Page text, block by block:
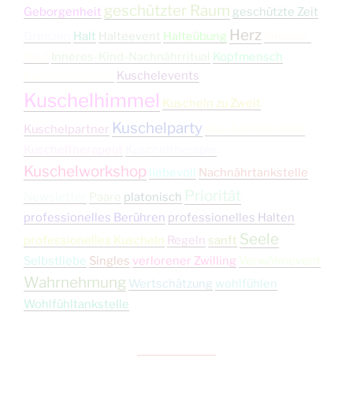
Geborgenheit geschützter Raum geschützte Zeit
Halt Halteevent Halteübung Herz
Inneres-Kind-Nachnährritual
Kopfmensch
Kuschelevents
Kuschelhimmel Kuscheln zu Zweit
Kuschelpartner Kuschelparty
Kuschelworkshop liebevoll Nachnährtankstelle
Paare platonisch Priorität
professionelles Berühren professionelles Halten
professionelles Kuscheln Regeln sanft Seele
Selbstliebe Singles verlorener Zwilling Verwöhnevent
Wahrnehmung Wertschätzung wohlfühlen
Wohlfühltankstelle